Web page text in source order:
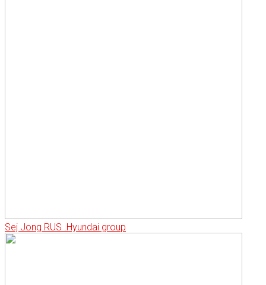
Sej Jong RUS .Hyundai group